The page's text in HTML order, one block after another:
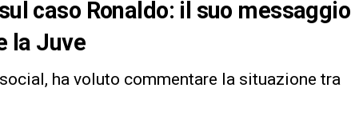
caso Ronaldo: il suo messaggio
la Juve
ha voluto commentare la situazione tra